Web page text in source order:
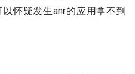
怀疑发生anr的应用拿不到